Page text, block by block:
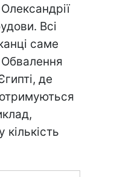
Всі
саме
Обвалення
де